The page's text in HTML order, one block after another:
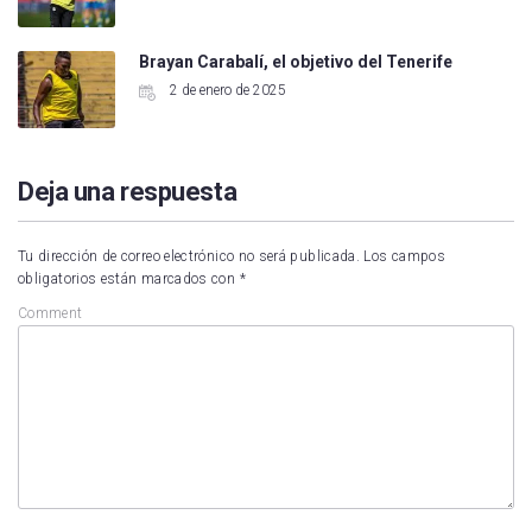
Brayan Carabalí, el objetivo del Tenerife
2 de enero de 2025
Deja una respuesta
Tu dirección de correo electrónico no será publicada. Los campos
obligatorios están marcados con *
Comment